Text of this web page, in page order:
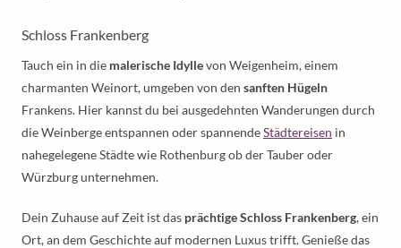
Schloss Frankenberg
Tauch ein in die malerische Idyllevon Weigenheim, einem
charmanten Weinort, umgeben von den sanften Hügeln
Frankens. Hier kannst du bei ausgedehnten Wanderungen durch
die Weinberge entspannen oder spannendeStädtereisen in
nahegelegene Städte wie Rothenburg ob der Tauber oder
Würzburg unternehmen.
Dein Zuhause auf Zeit ist das prächtige Schloss Frankenberg, ein
Ort, an dem Geschichte auf modernen Luxus trifft. Genieße das